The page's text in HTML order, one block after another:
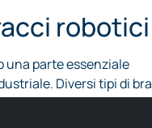
robotici
una parte essenziale
Diversi tipi di
nella produzione,
nelle applicazioni